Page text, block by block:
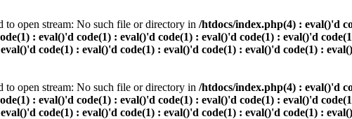
to open stream: No such file or directory in /htdocs/index.php(4) : eval()'d
: eval()'d code(1) : eval()'d code(1) : eval()'d code(1) : eval()'d
code(1) : eval()'d code(1) : eval()'d code(1) : eval()'d code(1) :
to open stream: No such file or directory in /htdocs/index.php(4) : eval()'d
: eval()'d code(1) : eval()'d code(1) : eval()'d code(1) : eval()'d
code(1) : eval()'d code(1) : eval()'d code(1) : eval()'d code(1) :